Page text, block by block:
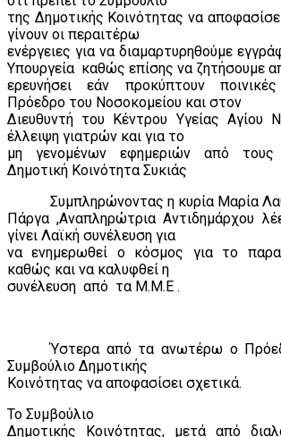
της Δημοτικής Κοινότητας να
γίνουν οι περαιτέρω
ενέργειες για να διαμαρτυρηθούμε
Υπουργεία καθώς επίσης να ζητήσουμε
ερευνήσει εάν προκύπτουν
Πρόεδρο του Νοσοκομείου και στον
Διευθυντή του Κέντρου Υγείας Αγίου
έλλειψη γιατρών και για το
μη γενομένων εφημεριών από τους
Δημοτική Κοινότητα Συκιάς
Συμπληρώνοντας η κυρία Μαρία
Πάργα ,Αναπληρώτρια Αντιδημάρχου
γίνει Λαϊκή συνέλευση για
να ενημερωθεί ο κόσμος για το
καθώς και να καλυφθεί η
συνέλευση από τα Μ.Μ.Ε .
Ύστερα από τα ανωτέρω ο
Συμβούλιο Δημοτικής
Κοινότητας να αποφασίσει σχετικά.
Το Συμβούλιο
Δημοτικής Κοινότητας, μετά από